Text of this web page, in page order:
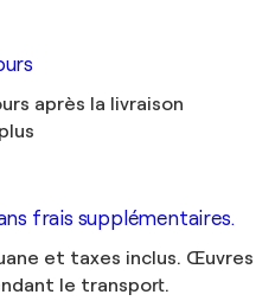
après la livraison
frais supplémentaires.
et taxes inclus. Œuvres
le transport.